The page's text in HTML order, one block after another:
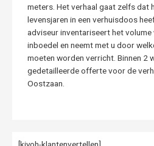
meters. Het verhaal gaat zelfs dat
levensjaren in een verhuisdoos
adviseur inventariseert het volume
inboedel en neemt met u door
moeten worden verricht. Binnen 2
gedetailleerde offerte voor de
Oostzaan.